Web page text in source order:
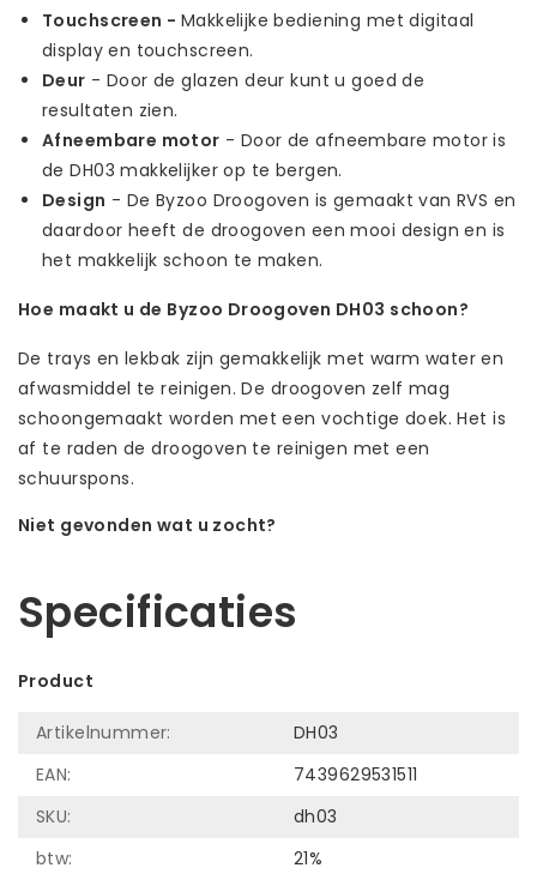
Touchscreen - Makkelijke bediening met digitaal
display en touchscreen.
Deur - Door de glazen deur kunt u goed de
resultaten zien.
Afneembare motor - Door de afneembare motor is
de DH03 makkelijker op te bergen.
Design - De Byzoo Droogoven is gemaakt van RVS en
daardoor heeft de droogoven een mooi design en is
het makkelijk schoon te maken.
Hoe maakt u de Byzoo Droogoven DH03 schoon?
De trays en lekbak zijn gemakkelijk met warm water en
afwasmiddel te reinigen. De droogoven zelf mag
schoongemaakt worden met een vochtige doek. Het is
af te raden de droogoven te reinigen met een
schuurspons.
Niet gevonden wat u zocht?
Specificaties
Product
Artikelnummer:
DH03
EAN:
7439629531511
SKU:
dh03
btw:
21%